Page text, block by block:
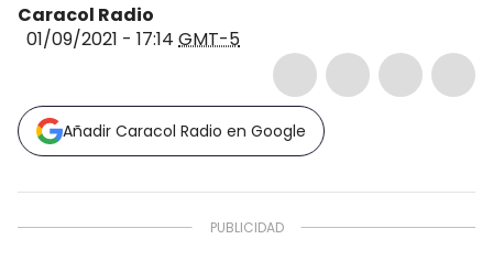
Caracol Radio
01/09/2021 - 17:14 GMT-5
Añadir Caracol Radio en Google